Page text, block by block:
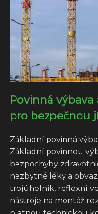
Povinná výbava
pro bezpečnou
Základní povinná
Základní povinnou
bezpochyby
nezbytné léky a
trojúhelník, reflexní
nástroje na montáž